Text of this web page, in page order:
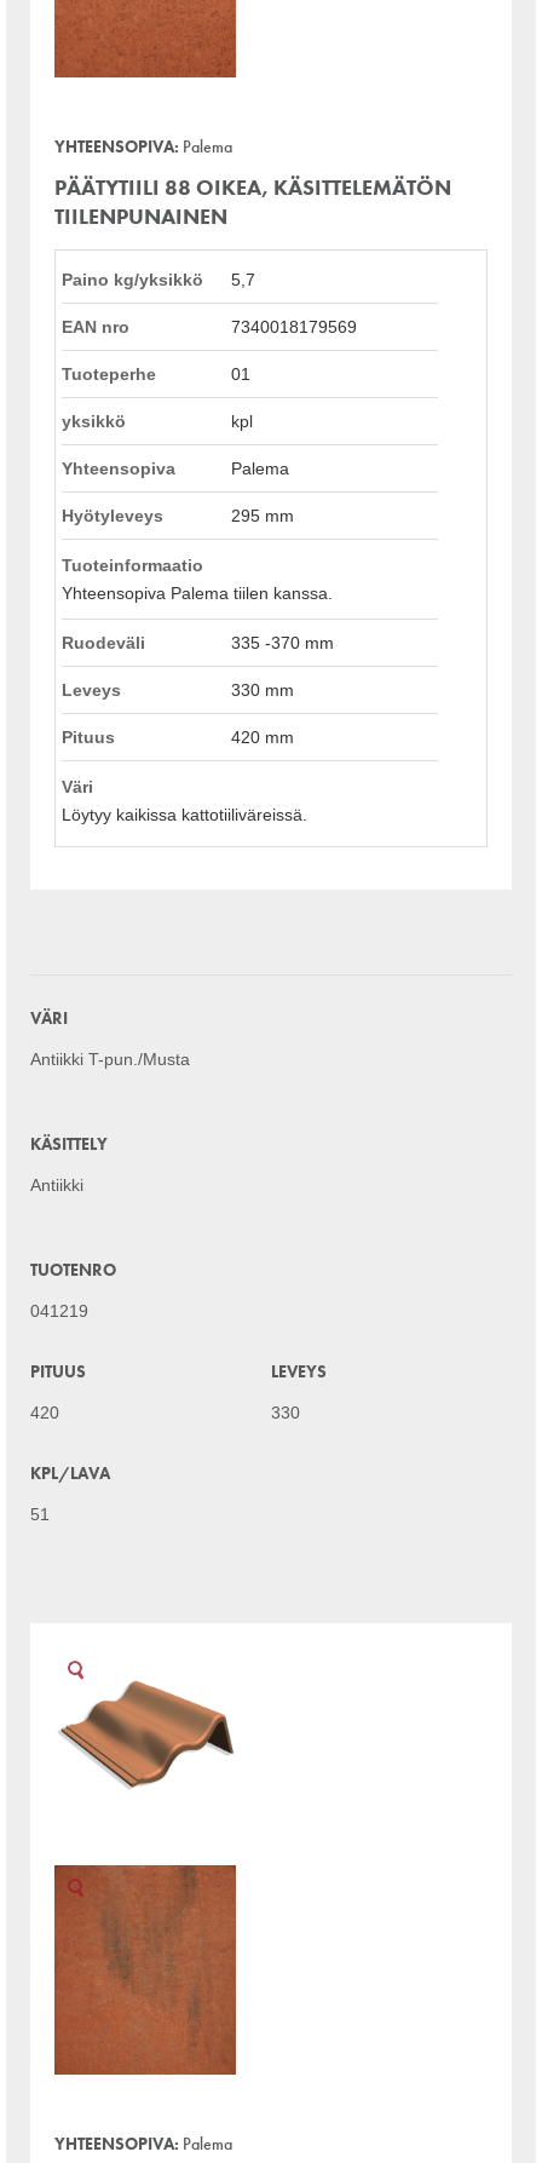
YHTEENSOPIVA: Palema
PÄÄTYTIILI 88 OIKEA, KÄSITTELEMÄTÖN
TIILENPUNAINEN
Paino kg/yksikkö 5,7
EAN nro 7340018179569
Tuoteperhe 01
yksikkö kpl
Yhteensopiva Palema
Hyötyleveys 295 mm
Tuoteinformaatio
Yhteensopiva Palema tiilen kanssa.
Ruodeväli 335 -370 mm
Leveys 330 mm
Pituus 420 mm
Väri
Löytyy kaikissa kattotiiliväreissä.
VÄRI
Antiikki T-pun./Musta
KÄSITTELY
Antiikki
TUOTENRO
041219
PITUUS
420
LEVEYS
330
KPL/LAVA
51
YHTEENSOPIVA: Palema